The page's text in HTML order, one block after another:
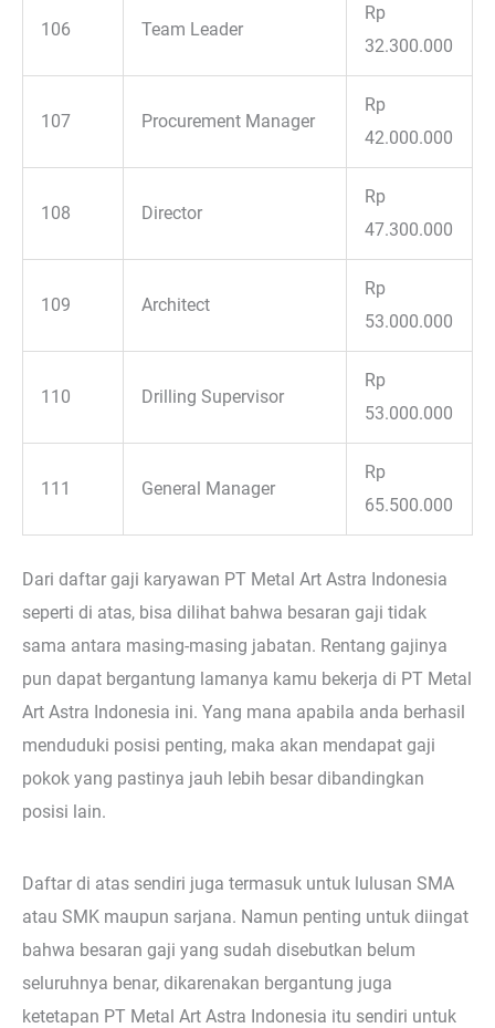
106 Team Leader
Rp
32.300.000
107 Procurement Manager
Rp
42.000.000
108 Director
Rp
47.300.000
109 Architect
Rp
53.000.000
110 Drilling Supervisor
Rp
53.000.000
111 General Manager
Rp
65.500.000
Dari daftar gaji karyawan PT Metal Art Astra Indonesia
seperti di atas, bisa dilihat bahwa besaran gaji tidak
sama antara masing-masing jabatan. Rentang gajinya
pun dapat bergantung lamanya kamu bekerja di PT Metal
Art Astra Indonesia ini. Yang mana apabila anda berhasil
menduduki posisi penting, maka akan mendapat gaji
pokok yang pastinya jauh lebih besar dibandingkan
posisi lain.
Daftar di atas sendiri juga termasuk untuk lulusan SMA
atau SMK maupun sarjana. Namun penting untuk diingat
bahwa besaran gaji yang sudah disebutkan belum
seluruhnya benar, dikarenakan bergantung juga
ketetapan PT Metal Art Astra Indonesia itu sendiri untuk